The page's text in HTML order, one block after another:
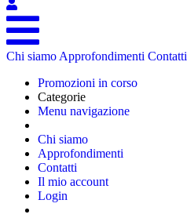
Chi siamo Approfondimenti Contatti
Promozioni in corso
Categorie
Menu navigazione
Chi siamo
Approfondimenti
Contatti
Il mio account
Login